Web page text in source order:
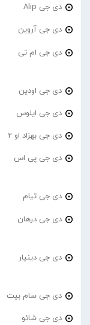
دی جی Alip
دی جی آروین
دی جی ام تی
دی جی اودین
دی جی ایلوس
دی جی بهزاد او 2
دی جی پی اس
دی جی تیام
دی جی درهان
دی جی دینیار
دی جی سام بیت
دی جی شائو